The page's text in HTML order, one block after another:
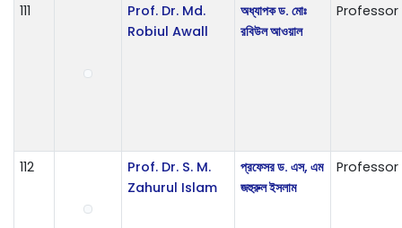
111
Prof. Dr. Md.
Robiul Awall
অধ্যাপক ড. মোঃ
রবিউল আওয়াল
Professor
112
Prof. Dr. S. M.
Zahurul Islam
প্রফেসর ড. এস, এম
জহুরুল ইসলাম
Professor